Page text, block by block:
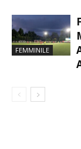
FEMMINILE